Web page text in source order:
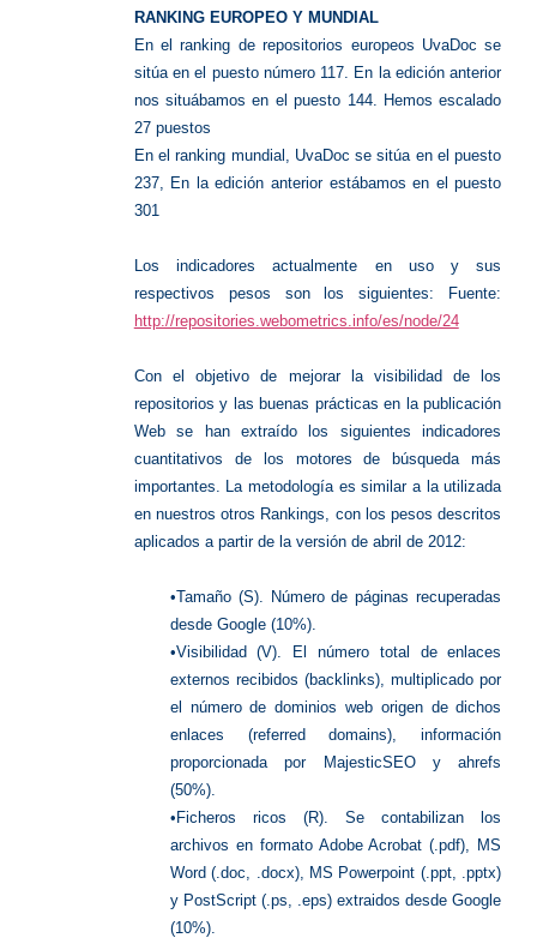
RANKING EUROPEO Y MUNDIAL
En el ranking de repositorios europeos UvaDoc se
sitúa en el puesto número 117. En la edición anterior
nos situábamos en el puesto 144. Hemos escalado
27 puestos
En el ranking mundial, UvaDoc se sitúa en el puesto
237, En la edición anterior estábamos en el puesto
301
Los indicadores actualmente en uso y sus
respectivos pesos son los siguientes: Fuente:
http://repositories.webometrics.info/es/node/24
Con el objetivo de mejorar la visibilidad de los
repositorios y las buenas prácticas en la publicación
Web se han extraído los siguientes indicadores
cuantitativos de los motores de búsqueda más
importantes. La metodología es similar a la utilizada
en nuestros otros Rankings, con los pesos descritos
aplicados a partir de la versión de abril de 2012:
•Tamaño (S). Número de páginas recuperadas
desde Google (10%).
•Visibilidad (V). El número total de enlaces
externos recibidos (backlinks), multiplicado por
el número de dominios web origen de dichos
enlaces (referred domains), información
proporcionada por MajesticSEO y ahrefs
(50%).
•Ficheros ricos (R). Se contabilizan los
archivos en formato Adobe Acrobat (.pdf), MS
Word (.doc, .docx), MS Powerpoint (.ppt, .pptx)
y PostScript (.ps, .eps) extraidos desde Google
(10%).